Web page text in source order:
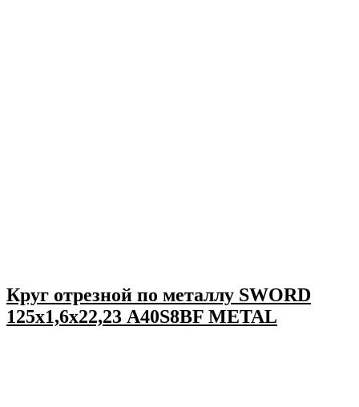
Круг отрезной по металлу SWORD
125х1,6х22,23 A40S8BF METAL